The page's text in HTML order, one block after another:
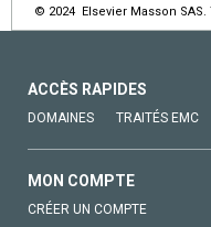
© 2024 Elsevier Masson
ACCÈS RAPIDES
DOMAINES TRAITÉS EMC
MON COMPTE
CRÉER UN COMPTE